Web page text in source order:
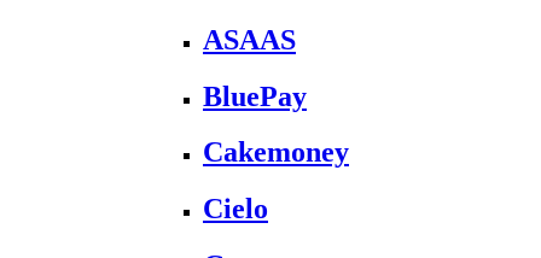
ASAAS
BluePay
Cakemoney
Cielo